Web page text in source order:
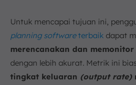
Untuk mencapai tujuan ini,
planning softwareterbaik dapat
merencanakan dan
dengan lebih akurat. Metrik ini
tingkat keluaran (output rate)